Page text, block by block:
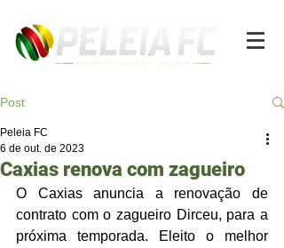
Post
Caxias renova com zagueiro
Peleia FC
6 de out. de 2023
O Caxias anuncia a renovação de
contrato com o zagueiro Dirceu, para a
próxima temporada. Eleito o melhor